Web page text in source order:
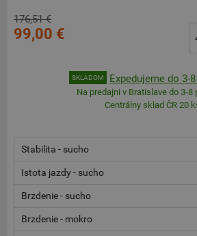
176,51 €
99,00 €
SKLADOM Expedujeme do 3-
Na predajni v Bratislave do 3-8
Centrálny sklad ČR 20
Stabilita - sucho
Istota jazdy - sucho
Brzdenie - sucho
Brzdenie - mokro